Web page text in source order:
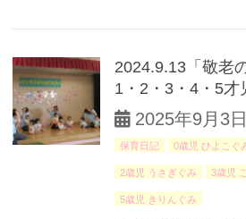
2024.9.13「敬老
1・2・3・4・5才
2025年9月3日
保育日記 0歳児 ひよこぐ
2歳児 うさぎぐみ 3歳児
5歳児 きりんぐみ